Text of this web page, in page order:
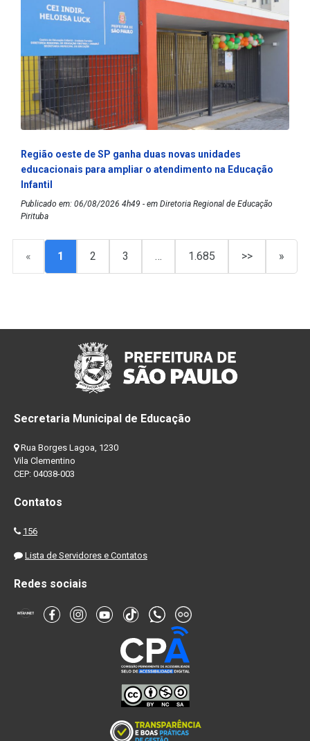
Região oeste de SP ganha duas novas unidades
educacionais para ampliar o atendimento na Educação
Infantil
Publicado em: 06/08/2026 4h49 - em Diretoria Regional de Educação
Pirituba
« 1 2 3 … 1.685 >> »
Secretaria Municipal de Educação
Rua Borges Lagoa, 1230
Vila Clementino
CEP: 04038-003
Contatos
156
Lista de Servidores e Contatos
Redes sociais